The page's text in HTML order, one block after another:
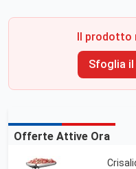
Il prodotto
Sfoglia
Offerte Attive Ora